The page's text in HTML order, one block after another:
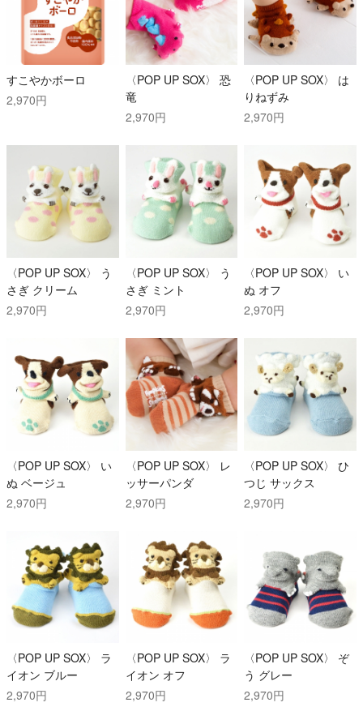
すこやかボーロ
2,970円
〈POP UP SOX〉 恐
竜
2,970円
〈POP UP SOX〉 は
りねずみ
2,970円
〈POP UP SOX〉 う
さぎ クリーム
2,970円
〈POP UP SOX〉 う
さぎ ミント
2,970円
〈POP UP SOX〉 い
ぬ オフ
2,970円
〈POP UP SOX〉 い
ぬ ベージュ
2,970円
〈POP UP SOX〉 レ
ッサーパンダ
2,970円
〈POP UP SOX〉 ひ
つじ サックス
2,970円
〈POP UP SOX〉 ラ
イオン ブルー
2,970円
〈POP UP SOX〉 ラ
イオン オフ
2,970円
〈POP UP SOX〉 ぞ
う グレー
2,970円